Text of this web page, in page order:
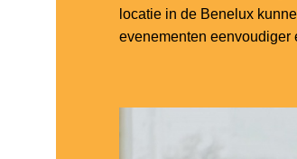
locatie in de Benelux
evenementen eenvoudiger